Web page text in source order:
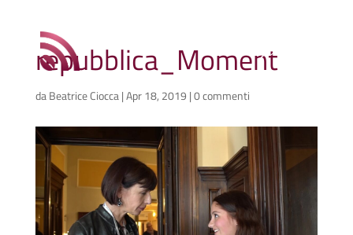
repubblica_Moment
daBeatrice Ciocca|Apr 18, 2019 |0 commenti